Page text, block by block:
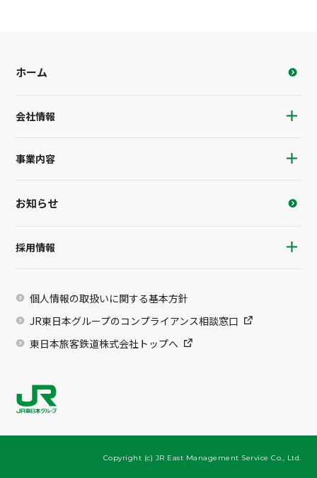
ホーム
会社情報
事業内容
お知らせ
採用情報
個人情報の取扱いに関する基本方針
JR東日本グループのコンプライアンス相談窓口
東日本旅客鉄道株式会社トップへ
Copyright (c) JR East Management Service Co., Ltd.